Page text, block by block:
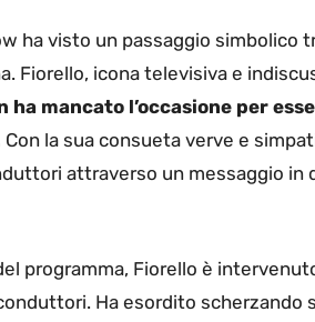
ha visto un passaggio simbolico
Fiorello, icona televisiva e
ha mancato l’occasione per
Con la sua consueta verve e
attraverso un messaggio in
programma, Fiorello è
Ha esordito scherzando